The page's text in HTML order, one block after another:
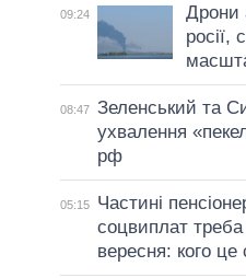
09:24
Дрони
росії,
08:47 Зеленський та
ухвалення
рф
05:15
Частині
соцвиплат
вересня: кого це